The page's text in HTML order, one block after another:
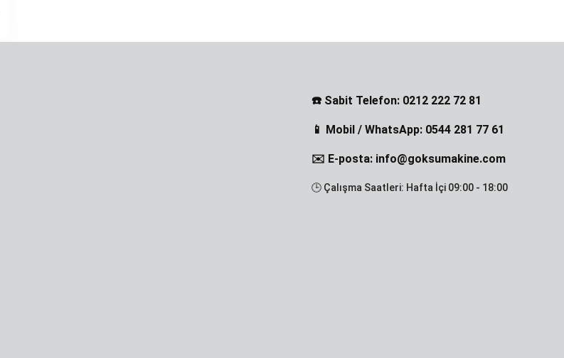
☎️ Sabit Telefon: 0212 222 72 81
📱 Mobil / WhatsApp: 0544 281 77 61
✉️ E-posta: info@goksumakine.com
🕒 Çalışma Saatleri: Hafta İçi 09:00 - 18:00